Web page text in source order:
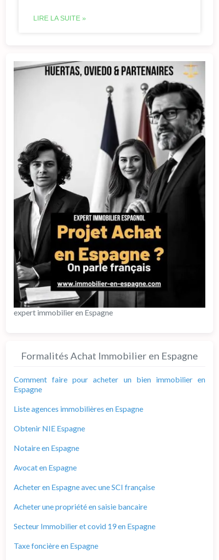
LIRE LA SUITE »
expert immobilier en Espagne
Formalités Achat Immobilier en Espagne
Comment faire pour acheter un bien immobilier en
Espagne
Liste agences immobilières en Espagne
Obtenir NIE Espagne
Notaire en Espagne
Avocat en Espagne
Acheter en Espagne avec une SCI française
Acheter une propriété en saisie bancaire
Secteur Immobilier et covid 19 en Espagne
Taxe foncière en Espagne